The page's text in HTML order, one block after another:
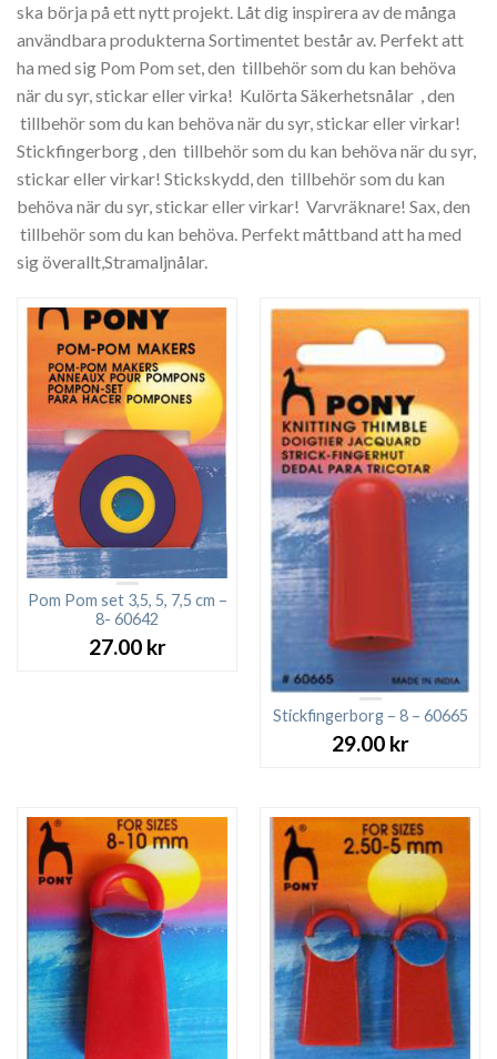
ska börja på ett nytt projekt. Låt dig inspirera av de många
användbara produkterna Sortimentet består av. Perfekt att
ha med sig Pom Pom set, den tillbehör som du kan behöva
när du syr, stickar eller virka! Kulörta Säkerhetsnålar , den
tillbehör som du kan behöva när du syr, stickar eller virkar!
Stickfingerborg , den tillbehör som du kan behöva när du syr,
stickar eller virkar! Stickskydd, den tillbehör som du kan
behöva när du syr, stickar eller virkar! Varvräknare! Sax, den
tillbehör som du kan behöva. Perfekt måttband att ha med
sig överallt,Stramaljnålar.
Pom Pom set 3,5, 5, 7,5 cm –
8- 60642
27.00 kr
Stickfingerborg – 8 – 60665
29.00 kr